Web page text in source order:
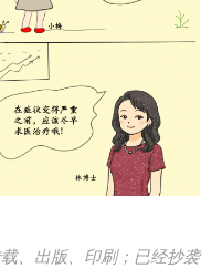
、出版、印刷；已经抄袭